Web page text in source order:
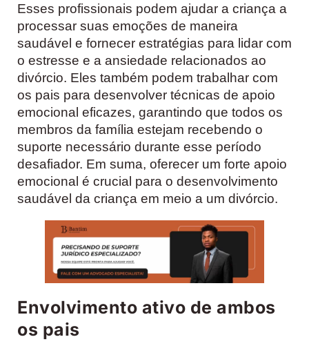
Esses profissionais podem ajudar a criança a
processar suas emoções de maneira
saudável e fornecer estratégias para lidar com
o estresse e a ansiedade relacionados ao
divórcio. Eles também podem trabalhar com
os pais para desenvolver técnicas de apoio
emocional eficazes, garantindo que todos os
membros da família estejam recebendo o
suporte necessário durante esse período
desafiador. Em suma, oferecer um forte apoio
emocional é crucial para o desenvolvimento
saudável da criança em meio a um divórcio.
Envolvimento ativo de ambos
os pais